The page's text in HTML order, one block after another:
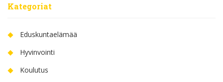
Kategoriat
Eduskuntaelämää
Hyvinvointi
Koulutus